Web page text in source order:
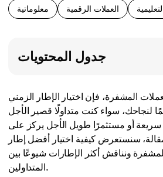
معلوماتية العملات الرقمية
جدول المحتويات
المشفرة، فإن اختيار الإطار الزمني
لنجاحك، سواء كنت متداولًا قصير الأجل
أو مستثمرًا طويل الأجل يركز على
سنستعرض كيفية اختيار أفضل إطار
ونناقش أكثر الإطارات شيوعًا بين
المتداولين.